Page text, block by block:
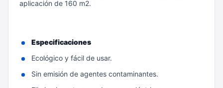
aplicación de 160 m2.
Especificaciones
Ecológico y fácil de usar.
Sin emisión de agentes contaminantes.